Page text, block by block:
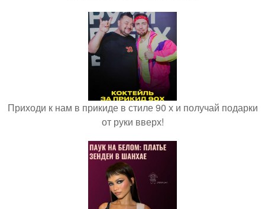
Приходи к нам в прикиде в стиле 90 х и получай подарки
от руки вверх!